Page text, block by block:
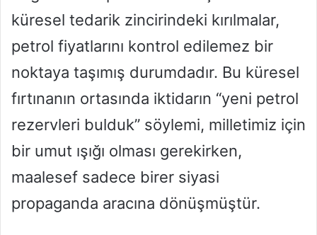
küresel tedarik zincirindeki kırılmalar,
petrol fiyatlarını kontrol edilemez bir
noktaya taşımış durumdadır. Bu küresel
fırtınanın ortasında iktidarın “yeni petrol
rezervleri bulduk” söylemi, milletimiz için
bir umut ışığı olması gerekirken,
maalesef sadece birer siyasi
propaganda aracına dönüşmüştür.